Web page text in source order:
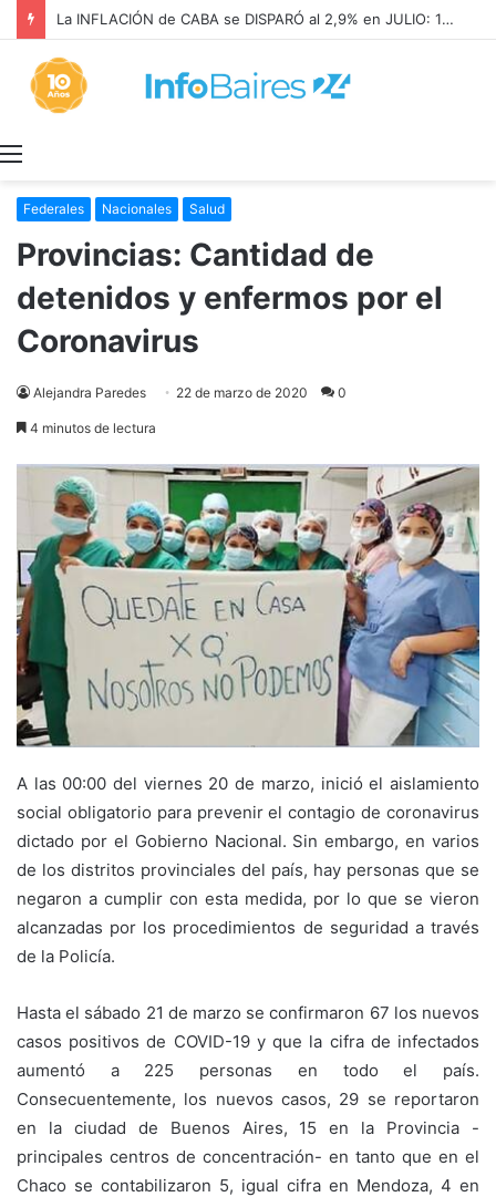
La INFLACIÓN de CABA se DISPARÓ al 2,9% en JULIO: 19,4% en 2026
Federales Nacionales Salud
Provincias: Cantidad de
detenidos y enfermos por el
Coronavirus
Alejandra Paredes 22 de marzo de 2020 0
4 minutos de lectura
A las 00:00 del viernes 20 de marzo, inició el aislamiento
social obligatorio para prevenir el contagio de coronavirus
dictado por el Gobierno Nacional. Sin embargo, en varios
de los distritos provinciales del país, hay personas que se
negaron a cumplir con esta medida, por lo que se vieron
alcanzadas por los procedimientos de seguridad a través
de la Policía.
Hasta el sábado 21 de marzo se confirmaron 67 los nuevos
casos positivos de COVID-19 y que la cifra de infectados
aumentó a 225 personas en todo el país.
Consecuentemente, los nuevos casos, 29 se reportaron
en la ciudad de Buenos Aires, 15 en la Provincia -
principales centros de concentración- en tanto que en el
Chaco se contabilizaron 5, igual cifra en Mendoza, 4 en